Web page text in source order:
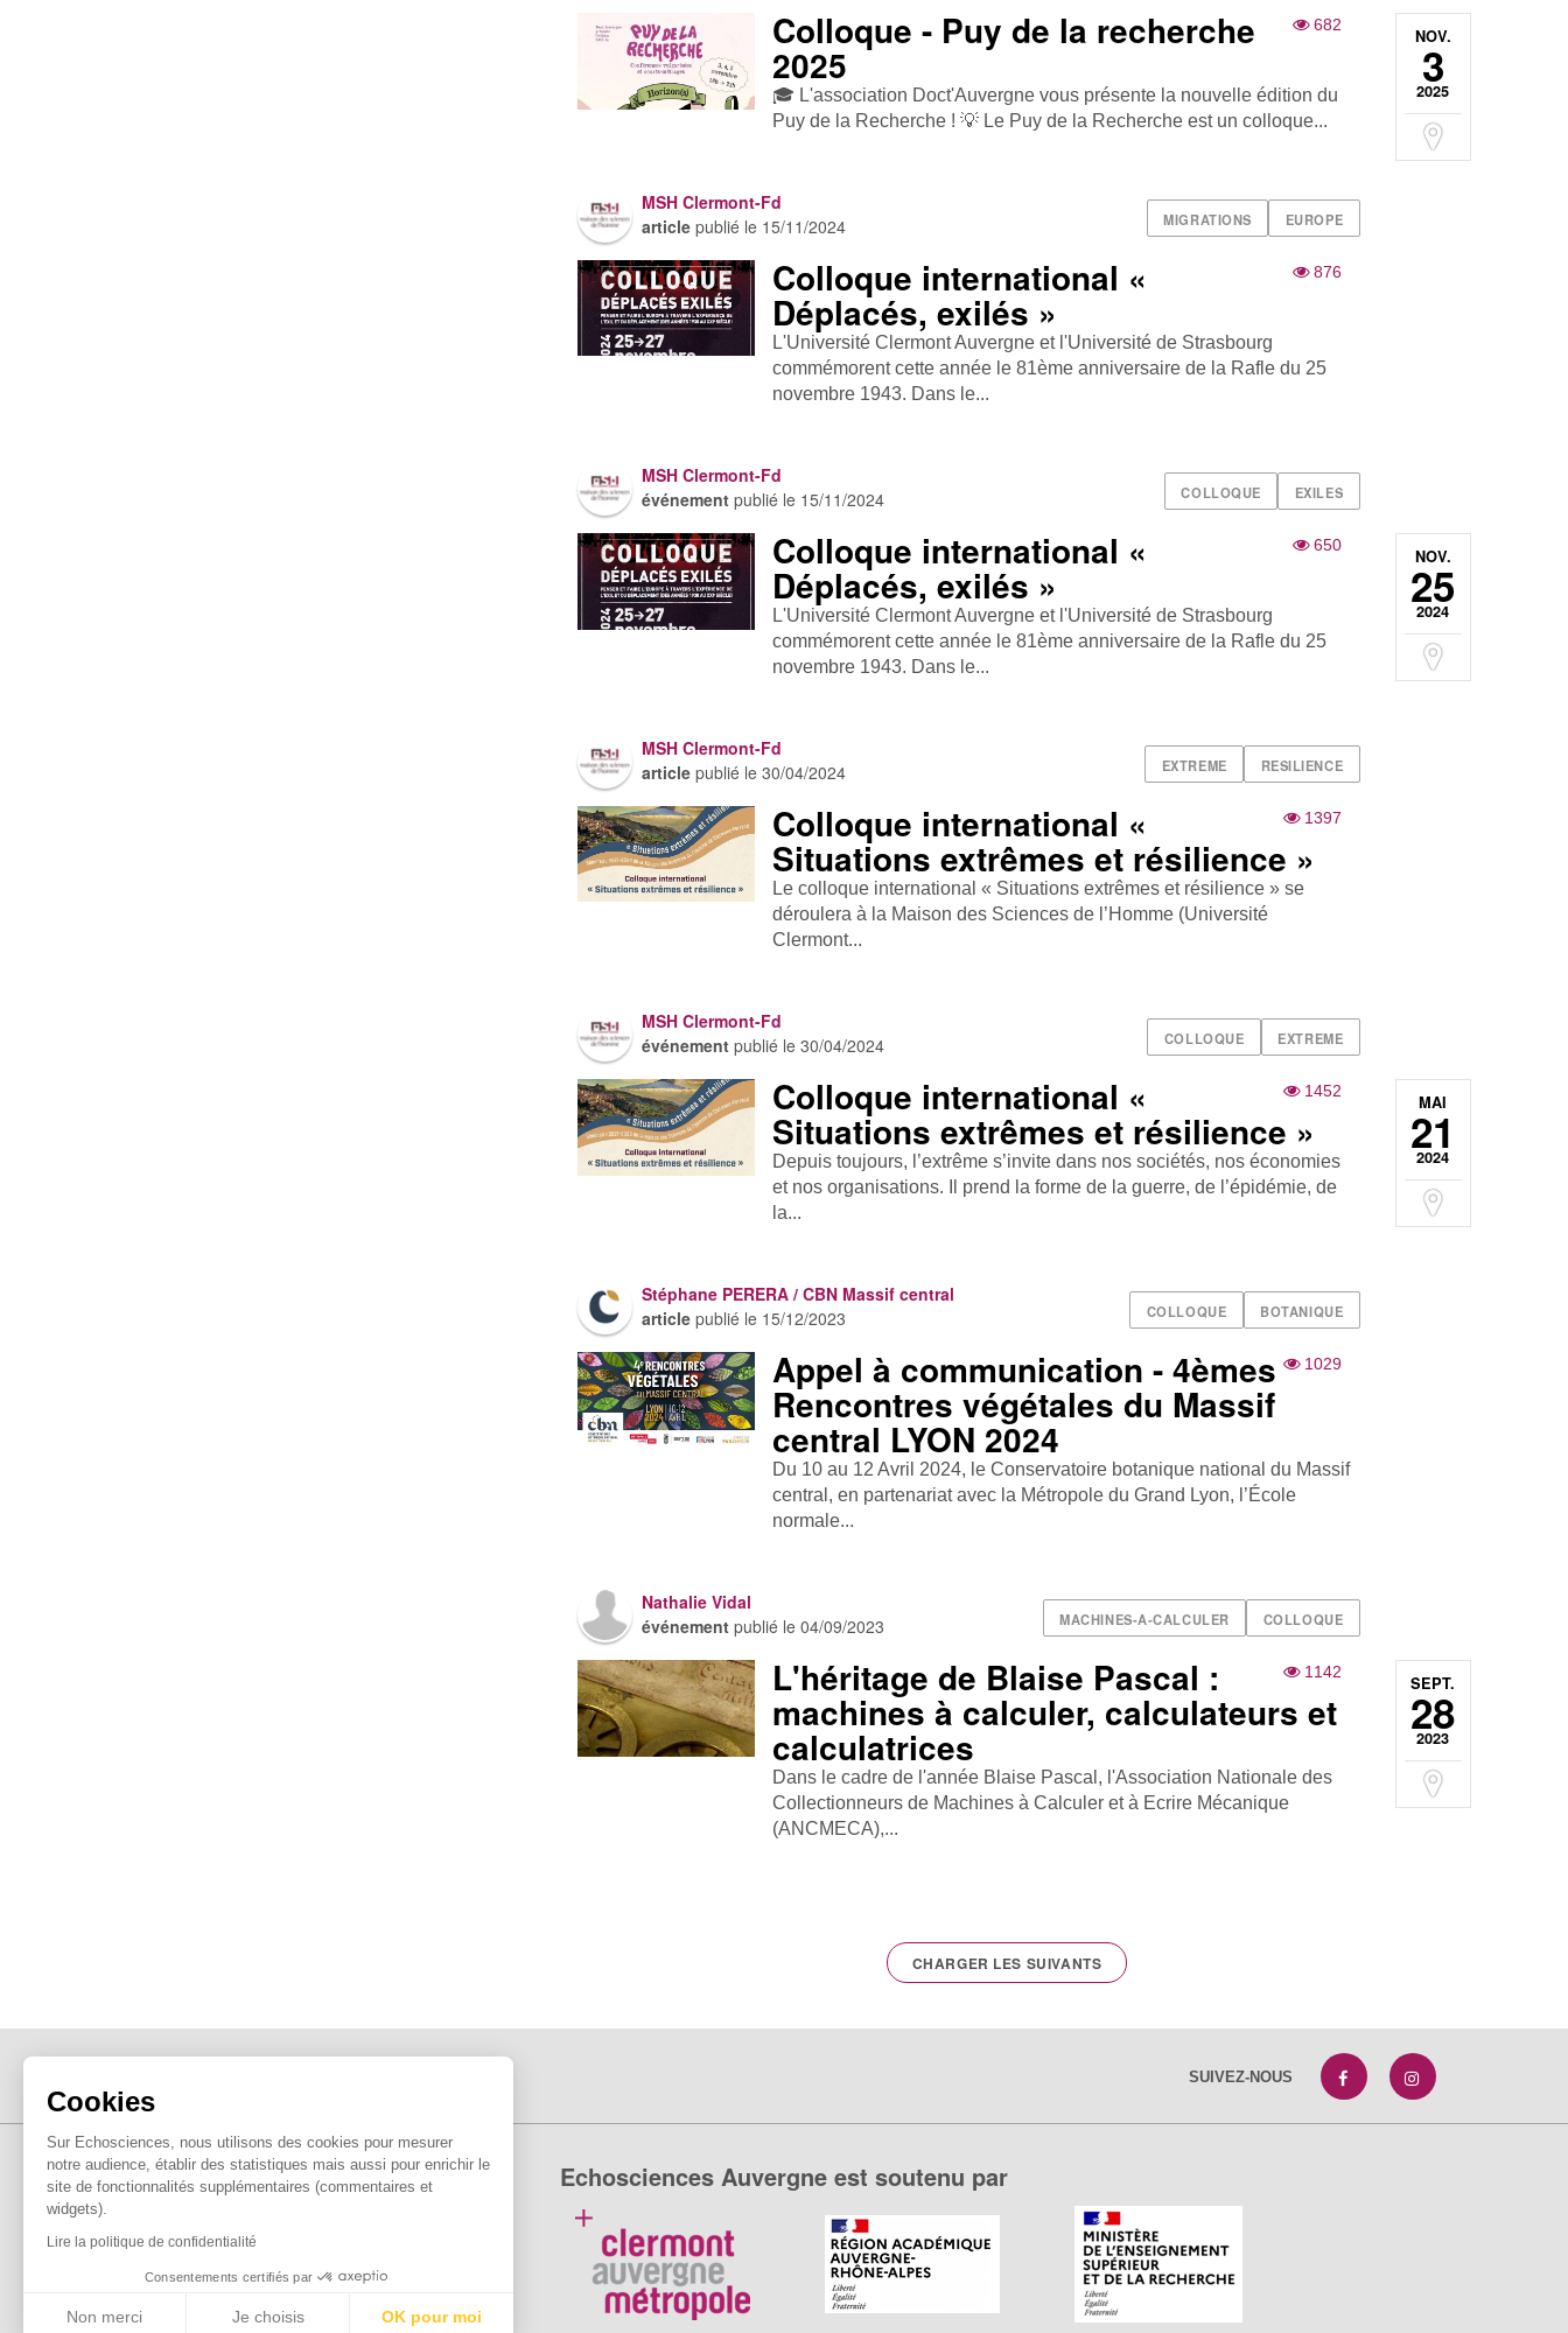
Cookies
Sur Echosciences, nous utilisons des cookies pour mesurer
notre audience, établir des statistiques mais aussi pour enrichir le
site de fonctionnalités supplémentaires (commentaires et
widgets).
Lire la politique de confidentialité
Consentements certifiés par
Non merci Je choisis OK pour moi
NOV.
3
2025
682
Colloque - Puy de la recherche
2025
🎓 L'association Doct'Auvergne vous présente la nouvelle édition du
Puy de la Recherche ! 💡 Le Puy de la Recherche est un colloque...
MIGRATIONS EUROPE
MSH Clermont-Fd
article publié le 15/11/2024
876
Colloque international «
Déplacés, exilés »
L'Université Clermont Auvergne et l'Université de Strasbourg
commémorent cette année le 81ème anniversaire de la Rafle du 25
novembre 1943. Dans le...
COLLOQUE EXILES
MSH Clermont-Fd
événement publié le 15/11/2024
NOV.
25
2024
650
Colloque international «
Déplacés, exilés »
L'Université Clermont Auvergne et l'Université de Strasbourg
commémorent cette année le 81ème anniversaire de la Rafle du 25
novembre 1943. Dans le...
EXTREME RESILIENCE
MSH Clermont-Fd
article publié le30/04/2024
1397
Colloque international «
Situations extrêmes et résilience »
Le colloque international « Situations extrêmes et résilience » se
déroulera à la Maison des Sciences de l’Homme (Université
Clermont...
COLLOQUE EXTREME
MSH Clermont-Fd
événement publié le30/04/2024
MAI
21
2024
1452
Colloque international «
Situations extrêmes et résilience »
Depuis toujours, l’extrême s’invite dans nos sociétés, nos économies
et nos organisations. Il prend la forme de la guerre, de l’épidémie, de
la...
COLLOQUE BOTANIQUE
Stéphane PERERA / CBN Massif central
article publié le 15/12/2023
1029
Appel à communication - 4èmes
Rencontres végétales du Massif
central LYON 2024
Du 10 au 12 Avril 2024, le Conservatoire botanique national du Massif
central, en partenariat avec la Métropole du Grand Lyon, l’École
normale...
MACHINES-A-CALCULER COLLOQUE
Nathalie Vidal
événement publié le04/09/2023
SEPT.
28
2023
1142
L'héritage de Blaise Pascal :
machines à calculer, calculateurs et
calculatrices
Dans le cadre de l'année Blaise Pascal, l'Association Nationale des
Collectionneurs de Machines à Calculer et à Ecrire Mécanique
(ANCMECA),...
CHARGER LES SUIVANTS
SUIVEZ-NOUS
Echosciences Auvergne est soutenu par